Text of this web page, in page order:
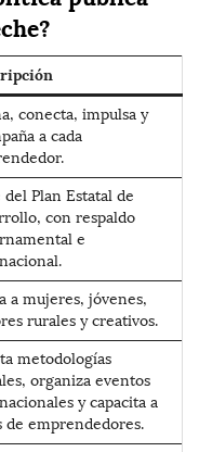
conecta, impulsa y
a cada
del Plan Estatal de
con respaldo
e
a mujeres, jóvenes,
rurales y creativos.
metodologías
organiza eventos
y capacita a
de emprendedores.